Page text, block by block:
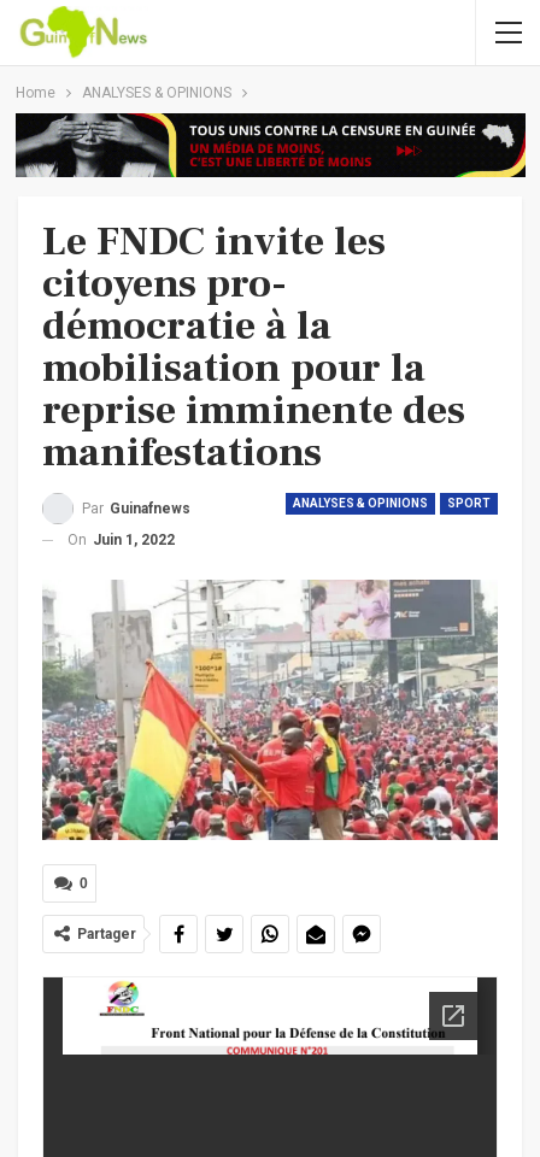
Home ANALYSES & OPINIONS
Le FNDC invite les
citoyens pro-
démocratie à la
mobilisation pour la
reprise imminente des
manifestations
ANALYSES & OPINIONS SPORT
Par Guinafnews
On Juin 1, 2022
0
Partager